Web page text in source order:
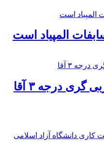
المپیاد است
گری درجه ۳ آقا